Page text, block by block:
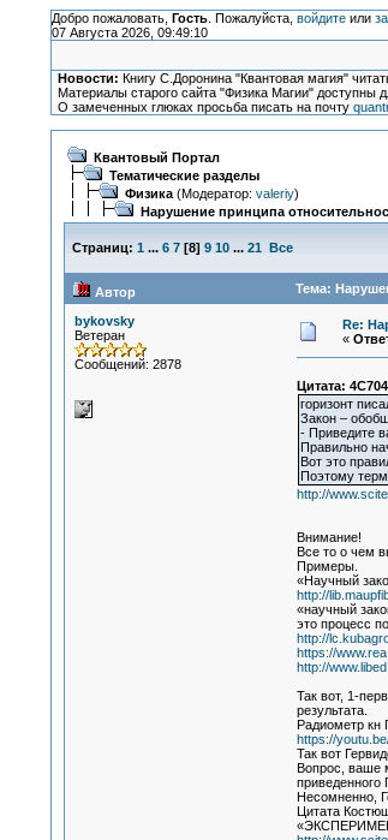
Добро пожаловать, Гость. Пожалуйста, войдитеили
07 Августа 2026, 09:49:10
Новости: Книгу С.Доронина "Квантовая магия"
Материалы старого сайта "Физика Магии" доступны
О замеченных глюках просьба писать на почту
Квантовый Портал
Тематические разделы
Физика(Модератор: valeriy)
Нарушение принципа
Страниц: 1 ... 6 7[8] 9 10 ... 21 Все
Автор Тема:
bykovsky
Ветеран
Сообщений: 2878
Re:
«
Цитата:
горизонт
Закон –
- Приведите
Правильно
Вот это
Поэтому
http://
Внимание!
Все то о чем
Примеры.
«Научный
http://
«научный
это процесс
http://
https://
http://
Так вот, 1-
результата.
Радиометр
https://
Так вот
Вопрос, ваше
приведенного
Несомненно,
Цитата